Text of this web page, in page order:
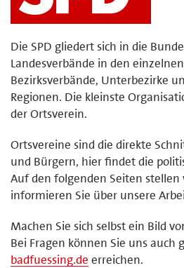
Die SPD gliedert sich in die
Landesverbände in den
Bezirksverbände, Unterbezirke
Regionen. Die kleinste
der Ortsverein.
Ortsvereine sind die direkte
und Bürgern, hier findet die
Auf den folgenden Seiten
informieren Sie über unsere
Machen Sie sich selbst ein Bild
Bei Fragen können Sie uns auch
badfuessing.de erreichen.